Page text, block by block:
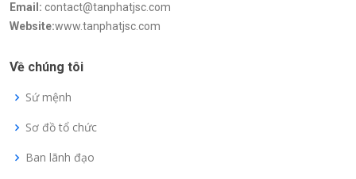
Email: contact@tanphatjsc.com
Website:www.tanphatjsc.com
Về chúng tôi
Sứ mệnh
Sơ đồ tổ chức
Ban lãnh đạo